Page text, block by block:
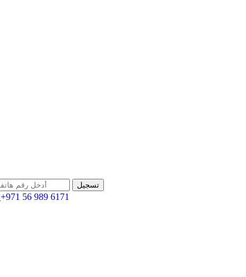
+971 56 989 6171